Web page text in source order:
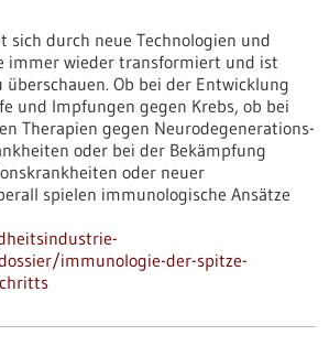
sich durch neue Technologien und
immer wieder transformiert und ist
überschauen. Ob bei der Entwicklung
und Impfungen gegen Krebs, ob bei
Therapien gegen Neurodegenerations-
oder bei der Bekämpfung
oder neuer
spielen immunologische Ansätze
immunologie-der-spitze-